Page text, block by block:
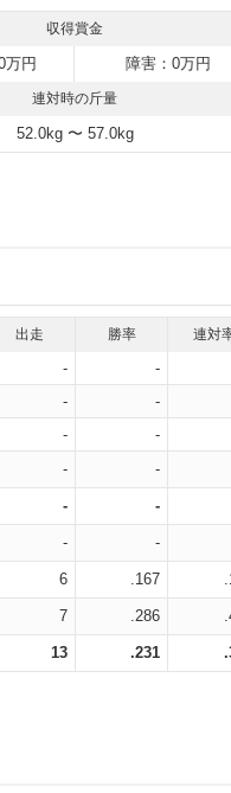
収得賞金
万円 障害：0万円
連対時の斤量
52.0kg 〜 57.0kg
出走 勝率 連対
-
-
-
-
-
-
- -
- -
- -
6 .167
7 .286
13 .231